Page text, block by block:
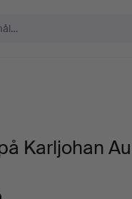
Karljohan